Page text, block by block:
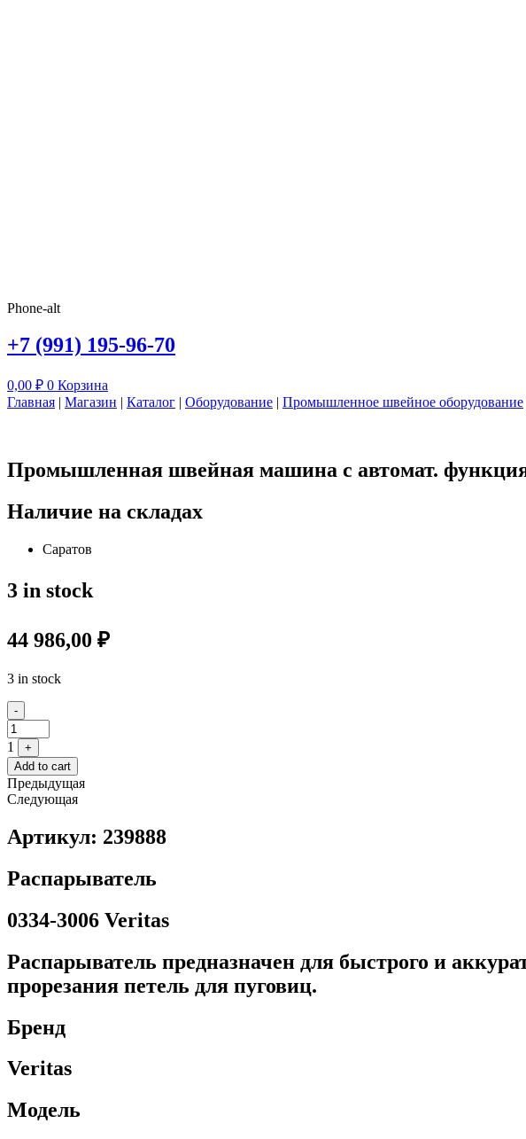
Phone-alt
+7 (991) 195-96-70
0,00 ₽ 0 Корзина
Главная | Магазин | Каталог | Оборудование | Промышленное швейное оборудование
Промышленная швейная машина с автомат.
Наличие на складах
Саратов
3 in stock
44 986,00 ₽
3 in stock
Quantity
-
1
+
Add to cart
Предыдущая
Следующая
Артикул: 239888
Распарыватель
0334-3006 Veritas
Распарыватель предназначен для быстрого и
прорезания петель для пуговиц.
Бренд
Veritas
Модель